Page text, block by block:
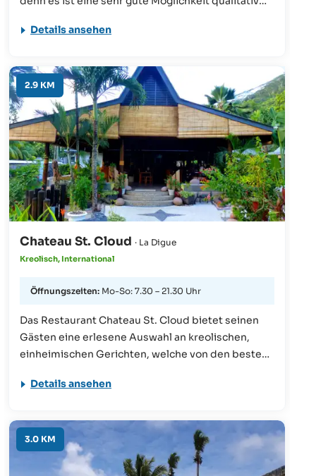
Einheimischen so.
Details ansehen
2.9 KM
Chateau St. Cloud · La Digue
Kreolisch, International
Öffnungszeiten: Mo-So: 7.30 – 21.30 Uhr
Das Restaurant Chateau St. Cloud bietet seinen
Gästen eine erlesene Auswahl an kreolischen,
einheimischen Gerichten, welche von den besten
Lage inmitten eines paradiesischen Gartens
einzigartig.
Details ansehen
3.0 KM